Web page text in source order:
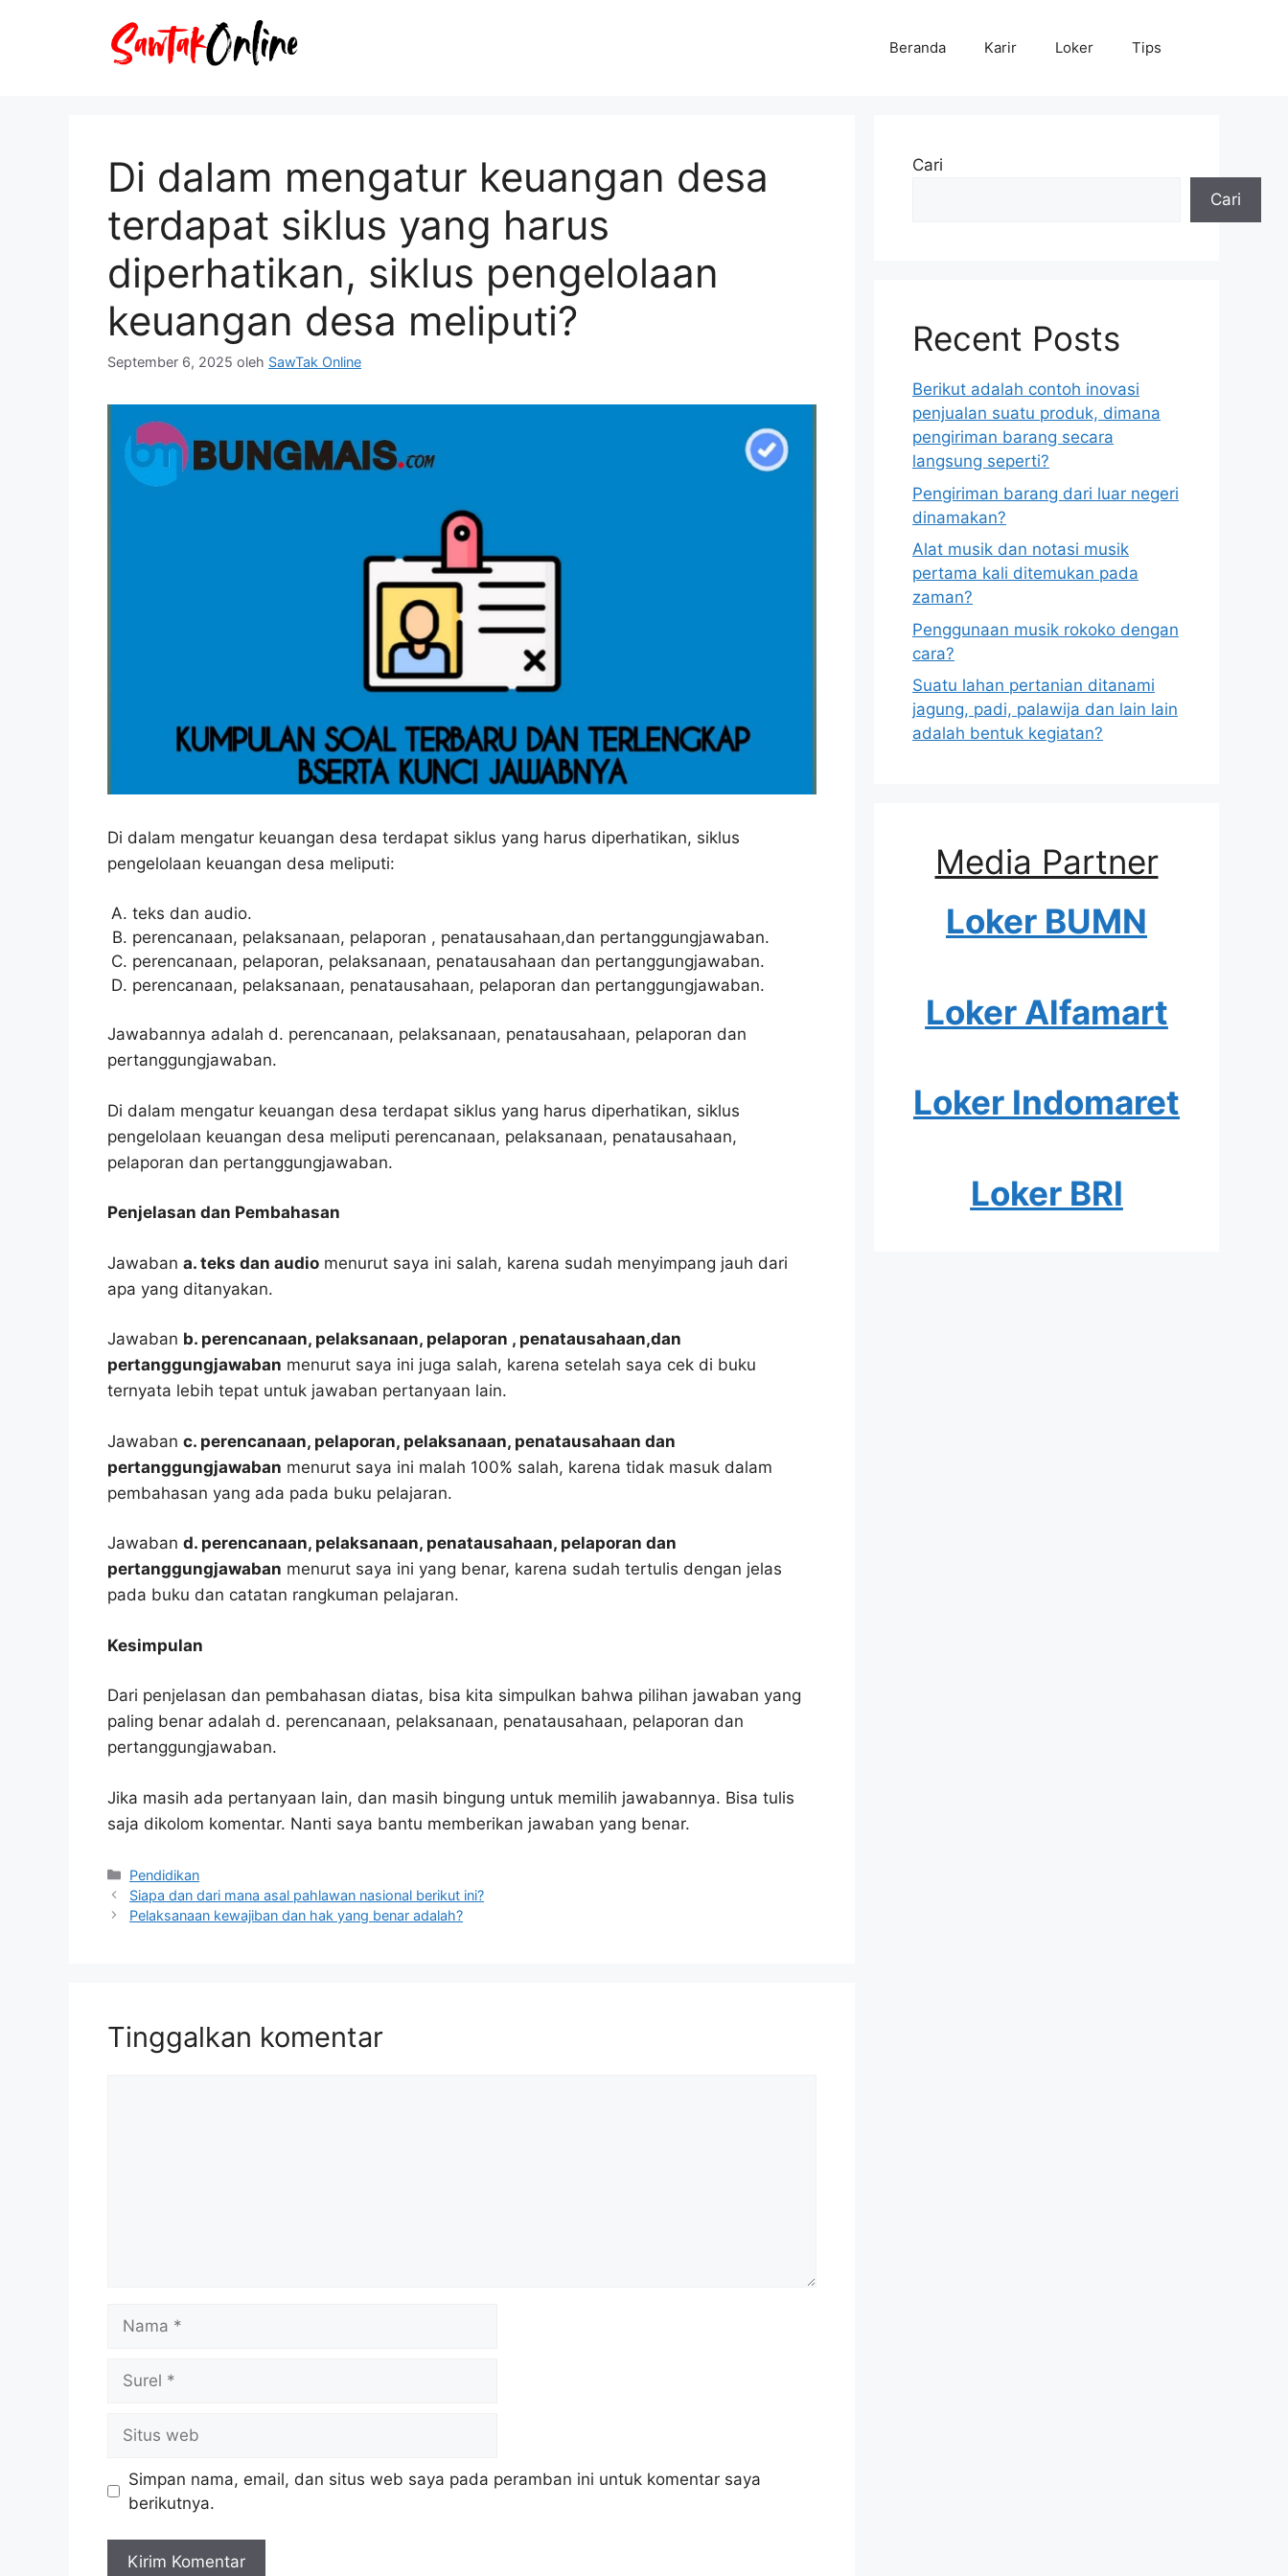
Beranda Karir Loker Tips
Di dalam mengatur keuangan desa
terdapat siklus yang harus
diperhatikan, siklus pengelolaan
keuangan desa meliputi?
September 6, 2025 oleh SawTak Online
Di dalam mengatur keuangan desa terdapat siklus yang harus diperhatikan, siklus
pengelolaan keuangan desa meliputi:
teks dan audio.
perencanaan, pelaksanaan, pelaporan , penatausahaan,dan pertanggungjawaban.
perencanaan, pelaporan, pelaksanaan, penatausahaan dan pertanggungjawaban.
perencanaan, pelaksanaan, penatausahaan, pelaporan dan pertanggungjawaban.
Jawabannya adalah d. perencanaan, pelaksanaan, penatausahaan, pelaporan dan
pertanggungjawaban.
Di dalam mengatur keuangan desa terdapat siklus yang harus diperhatikan, siklus
pengelolaan keuangan desa meliputi perencanaan, pelaksanaan, penatausahaan,
pelaporan dan pertanggungjawaban.
Penjelasan dan Pembahasan
Jawaban a. teks dan audio menurut saya ini salah, karena sudah menyimpang jauh dari
apa yang ditanyakan.
Jawaban b. perencanaan, pelaksanaan, pelaporan , penatausahaan,dan
pertanggungjawaban menurut saya ini juga salah, karena setelah saya cek di buku
ternyata lebih tepat untuk jawaban pertanyaan lain.
Jawaban c. perencanaan, pelaporan, pelaksanaan, penatausahaan dan
pertanggungjawaban menurut saya ini malah 100% salah, karena tidak masuk dalam
pembahasan yang ada pada buku pelajaran.
Jawaban d. perencanaan, pelaksanaan, penatausahaan, pelaporan dan
pertanggungjawaban menurut saya ini yang benar, karena sudah tertulis dengan jelas
pada buku dan catatan rangkuman pelajaran.
Kesimpulan
Dari penjelasan dan pembahasan diatas, bisa kita simpulkan bahwa pilihan jawaban yang
paling benar adalah d. perencanaan, pelaksanaan, penatausahaan, pelaporan dan
pertanggungjawaban.
Jika masih ada pertanyaan lain, dan masih bingung untuk memilih jawabannya. Bisa tulis
saja dikolom komentar. Nanti saya bantu memberikan jawaban yang benar.
Kategori
Pendidikan
Siapa dan dari mana asal pahlawan nasional berikut ini?
Pelaksanaan kewajiban dan hak yang benar adalah?
Tinggalkan komentar
web
Simpan nama, email, dan situs web saya pada peramban ini untuk komentar saya
berikutnya.
Cari
Cari
Recent Posts
Berikut adalah contoh inovasi
penjualan suatu produk, dimana
pengiriman barang secara
langsung seperti?
Pengiriman barang dari luar negeri
dinamakan?
Alat musik dan notasi musik
pertama kali ditemukan pada
zaman?
Penggunaan musik rokoko dengan
cara?
Suatu lahan pertanian ditanami
jagung, padi, palawija dan lain lain
adalah bentuk kegiatan?
Media Partner
Loker BUMN
Loker Alfamart
Loker Indomaret
Loker BRI